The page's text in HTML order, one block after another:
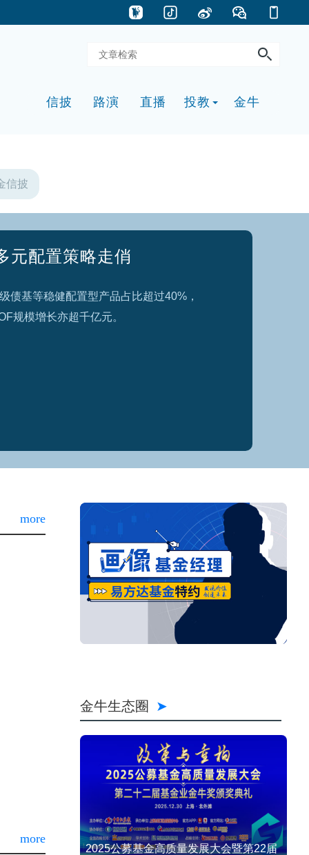
信披
长派基金经理现分歧
冉股份等一批A股热门公司，因回购股
募基金经理旗下产品得以现身。
more
more
金牛生态圈
2025公募基金高质量发展大会暨第22届